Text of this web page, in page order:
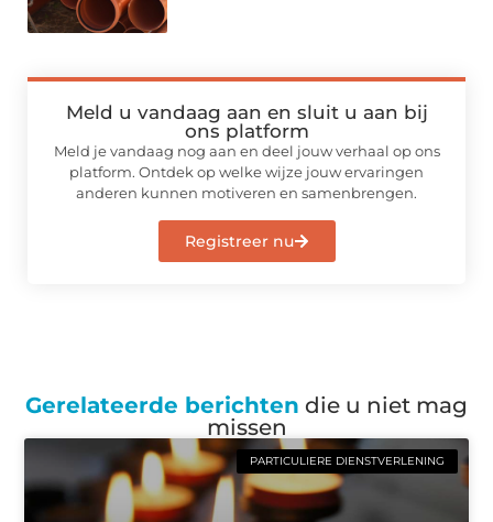
Meld u vandaag aan en sluit u aan bij
ons platform
Meld je vandaag nog aan en deel jouw verhaal op ons
platform. Ontdek op welke wijze jouw ervaringen
anderen kunnen motiveren en samenbrengen.
Registreer nu
Gerelateerde berichten die u niet mag
missen
PARTICULIERE DIENSTVERLENING